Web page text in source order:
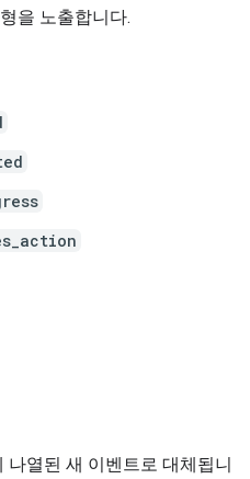
을 노출합니다.
나열된 새 이벤트로 대체됩니